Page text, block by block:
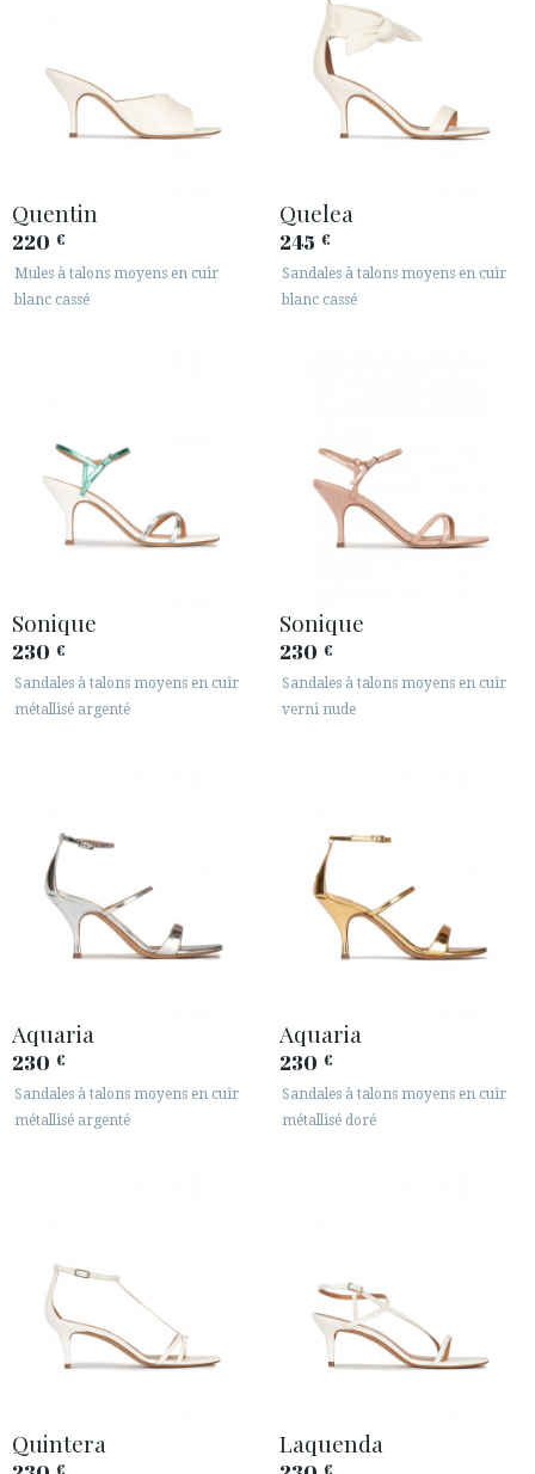
Quentin
220 €
Mules à talons moyens en cuir
blanc cassé
Quelea
245 €
Sandales à talons moyens en cuir
blanc cassé
Sonique
230 €
Sandales à talons moyens en cuir
métallisé argenté
Sonique
230 €
Sandales à talons moyens en cuir
verni nude
Aquaria
230 €
Sandales à talons moyens en cuir
métallisé argenté
Aquaria
230 €
Sandales à talons moyens en cuir
métallisé doré
Quintera
€
Laquenda
€